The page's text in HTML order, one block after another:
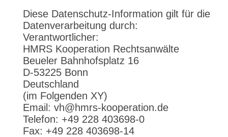
Diese Datenschutz-Information gilt für die
Datenverarbeitung durch:
Verantwortlicher:
HMRS Kooperation Rechtsanwälte
Beueler Bahnhofsplatz 16
D-53225 Bonn
Deutschland
(im Folgenden XY)
Email: vh@hmrs-kooperation.de
Telefon: +49 228 403698-0
Fax: +49 228 403698-14